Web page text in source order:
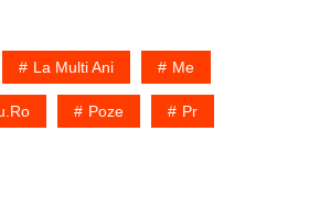
La Multi Ani Me
Poze Pr